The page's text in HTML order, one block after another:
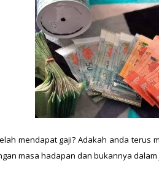
mendapat gaji? Adakah anda
masa hadapan dan bukannya dalam